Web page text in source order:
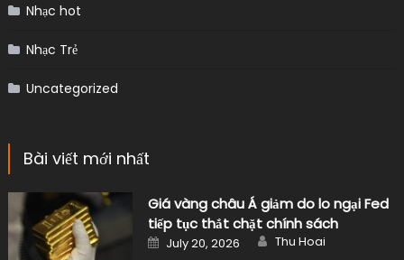
Nhạc hot
Nhạc Trẻ
Uncategorized
Bài viết mới nhất
Giá vàng châu Á giảm do lo ngại Fed
tiếp tục thắt chặt chính sách
Posted
on
July 20, 2026 Author
Thu Hoai